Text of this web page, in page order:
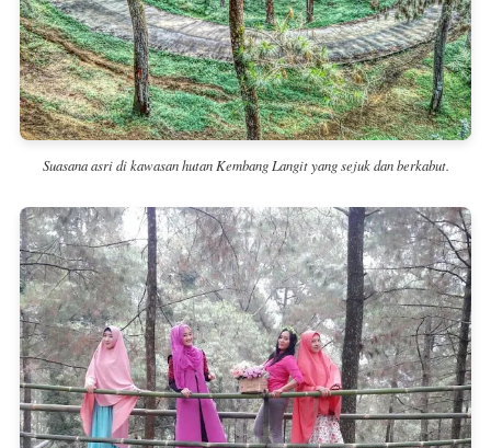
Suasana asri di kawasan hutan Kembang Langit yang sejuk dan berkabut.